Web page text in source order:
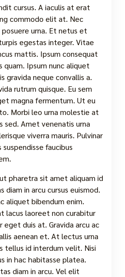
cursus. A iaculis at erat
commodo elit at. Nec
urna. Et netus et
egestas integer. Vitae
mattis. Ipsum consequat
Ipsum nunc aliquet
gravida neque convallis a.
rutrum quisque. Eu sem
magna fermentum. Ut eu
Morbi leo urna molestie at
sed. Amet venenatis urna
viverra mauris. Pulvinar
faucibus
pharetra sit amet aliquam id
diam in arcu cursus euismod.
aliquet bibendum enim.
lacus laoreet non curabitur
eget duis at. Gravida arcu ac
aenean et. At lectus urna
tellus id interdum velit. Nisi
in hac habitasse platea.
diam in arcu. Vel elit